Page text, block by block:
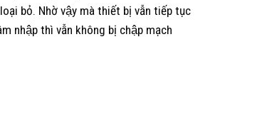
bỏ. Nhờ vậy mà thiết bị vẫn tiếp tục
nhập thì vẫn không bị chập mạch